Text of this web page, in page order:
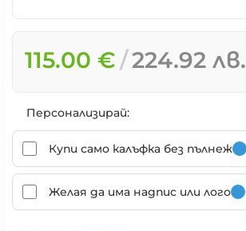
115.00 € 224.92 лв.
Персонализирай:
Купи само калъфка без пълнеж
Желая да има надпис или лого